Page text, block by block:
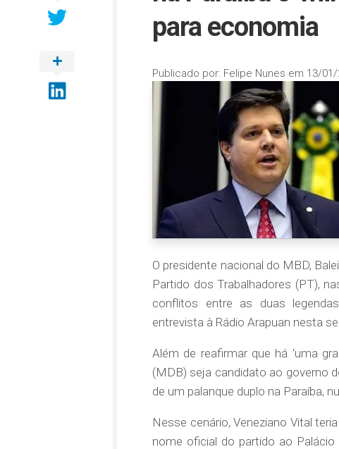
para economia
Publicado por: Felipe Nunes em 13/01/
O presidente nacional do MBD,
Partido dos Trabalhadores (PT),
conflitos entre as duas
entrevista à Rádio Arapuan nesta
Além de reafirmar que há ‘uma
(MDB) seja candidato ao governo
de um palanque duplo na Paraíba,
Nesse cenário, Veneziano Vital
nome oficial do partido ao Palácio